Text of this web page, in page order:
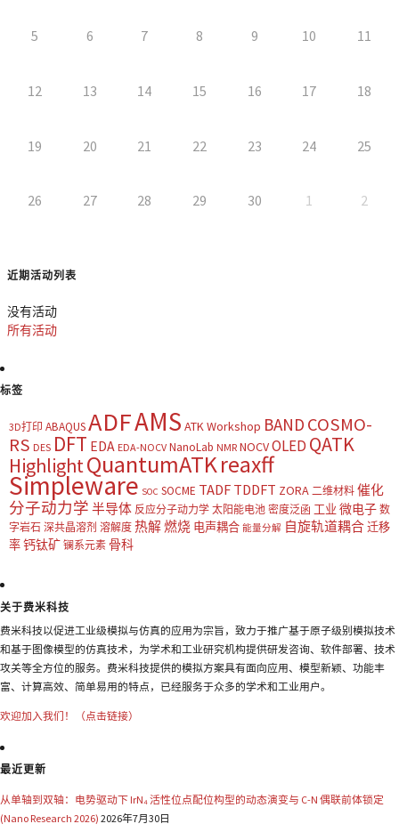
5 6 7 8 9 10 11
12 13 14 15 16 17 18
19 20 21 22 23 24 25
26 27 28 29 30 1 2
近期活动列表
没有活动
所有活动
标签
3D打印 ABAQUSADFAMS ATK Workshop BAND COSMO-
RS DES DFT EDA EDA-NOCV NanoLab NMR NOCVOLED QATK
HighlightQuantumATKreaxff
Simpleware SOC SOCME TADF TDDFT ZORA 二维材料 催化
分子动力学 半导体 反应分子动力学 太阳能电池 密度泛函 工业 微电子 数
字岩石 深共晶溶剂 溶解度 热解燃烧 电声耦合 能量分解 自旋轨道耦合迁移
率钙钛矿 镧系元素 骨科
关于费米科技
费米科技以促进工业级模拟与仿真的应用为宗旨，致力于推广基于原子级别模拟技术
和基于图像模型的仿真技术，为学术和工业研究机构提供研发咨询、软件部署、技术
攻关等全方位的服务。费米科技提供的模拟方案具有面向应用、模型新颖、功能丰
富、计算高效、简单易用的特点，已经服务于众多的学术和工业用户。
欢迎加入我们！（点击链接）
最近更新
从单轴到双轴：电势驱动下 IrN₄ 活性位点配位构型的动态演变与 C-N 偶联前体锁定
(Nano Research 2026) 2026年7月30日